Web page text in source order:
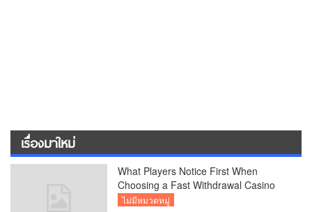
เรื่องมาใหม่
What Players Notice First When
Choosing a Fast Withdrawal Casino
UK
ไม่มีหมวดหมู่